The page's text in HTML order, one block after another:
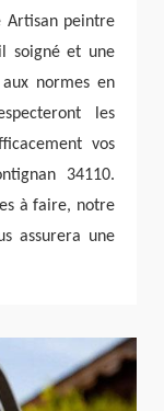
Artisan peintre
soigné et une
normes en
les
vos
34110.
à faire, notre
assurera une